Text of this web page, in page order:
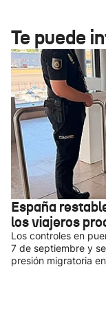
Te puede
España
los viajeros
Los controles en
7 de septiembre y
presión migratoria